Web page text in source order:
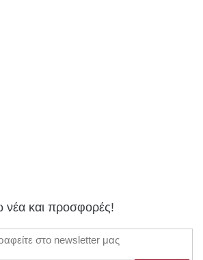
και προσφορές!
στο newsletter μας